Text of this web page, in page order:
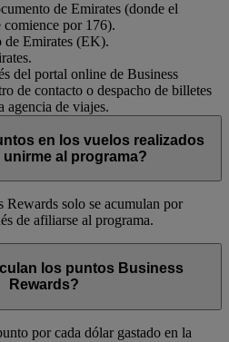
de Emirates (donde el
por 176).
de Emirates (EK).
del portal online de Business
de contacto o despacho de billetes
agencia de viajes.
en los vuelos realizados
unirme al programa?
Rewards solo se acumulan por
de afiliarse al programa.
los puntos Business
Rewards?
por cada dólar gastado en la